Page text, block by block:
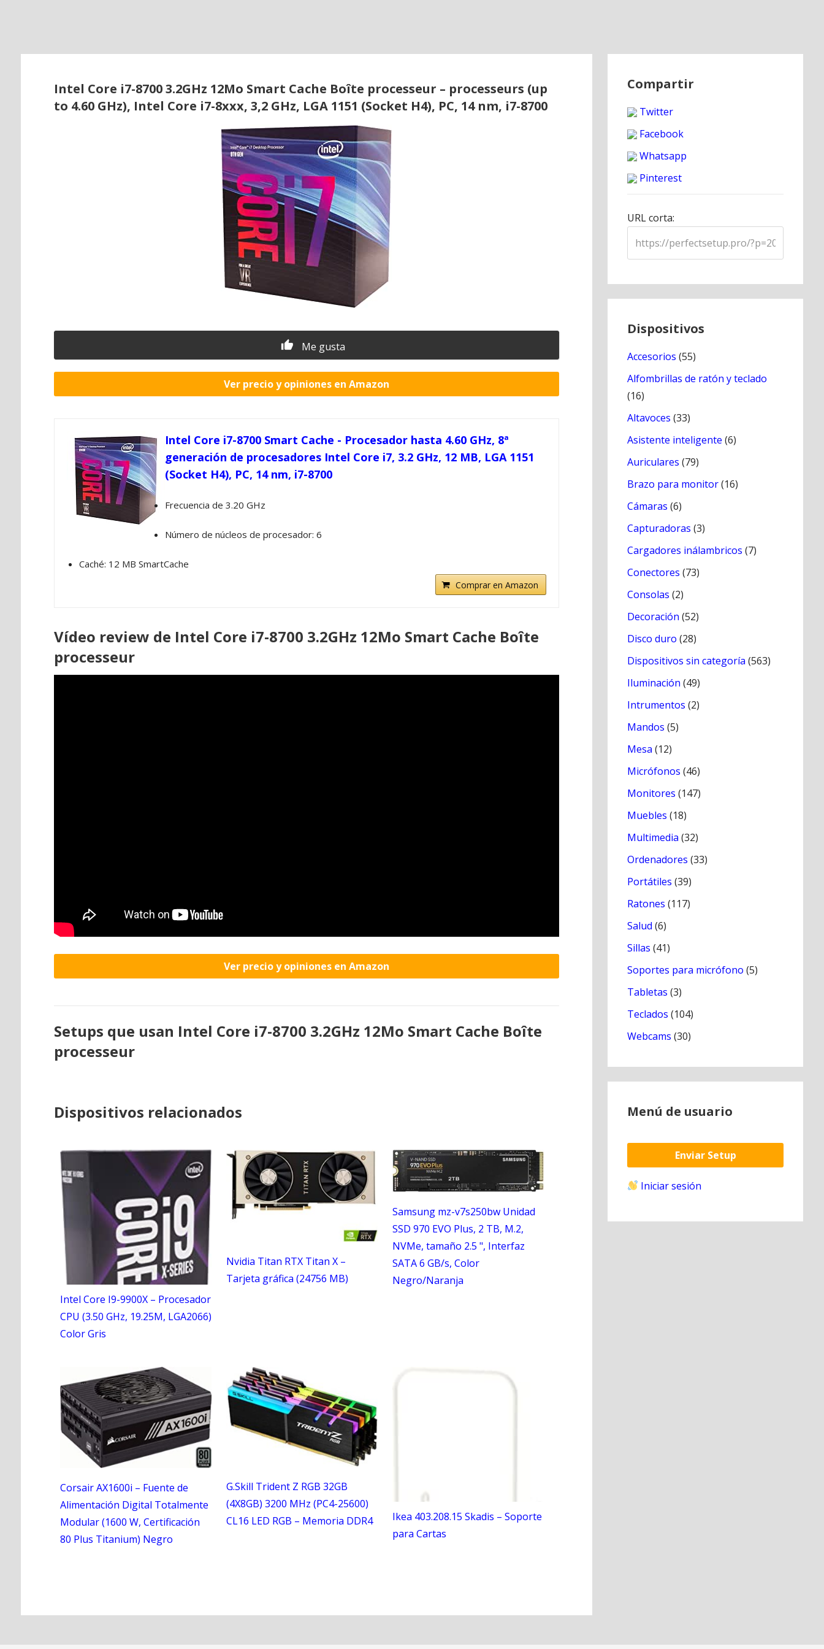
Intel Core i7-8700 3.2GHz 12Mo Smart Cache Boîte processeur – processeurs (up
to 4.60 GHz), Intel Core i7-8xxx, 3,2 GHz, LGA 1151 (Socket H4), PC, 14 nm, i7-8700
Me gusta
Ver precio y opiniones en Amazon
Intel Core i7-8700 Smart Cache - Procesador hasta 4.60 GHz, 8ª
generación de procesadores Intel Core i7, 3.2 GHz, 12 MB, LGA 1151
(Socket H4), PC, 14 nm, i7-8700
Frecuencia de 3.20 GHz
Número de núcleos de procesador: 6
Caché: 12 MB SmartCache
Comprar en Amazon
Vídeo review de Intel Core i7-8700 3.2GHz 12Mo Smart Cache Boîte
processeur
Ver precio y opiniones en Amazon
Setups que usan Intel Core i7-8700 3.2GHz 12Mo Smart Cache Boîte
processeur
Dispositivos relacionados
Intel Core I9-9900X – Procesador
CPU (3.50 GHz, 19.25M, LGA2066)
Color Gris
Nvidia Titan RTX Titan X –
Tarjeta gráfica (24756 MB)
Samsung mz-v7s250bw Unidad
SSD 970 EVO Plus, 2 TB, M.2,
NVMe, tamaño 2.5 ", Interfaz
SATA 6 GB/s, Color
Negro/Naranja
Corsair AX1600i – Fuente de
Alimentación Digital Totalmente
Modular (1600 W, Certificación
80 Plus Titanium) Negro
G.Skill Trident Z RGB 32GB
(4X8GB) 3200 MHz (PC4-25600)
CL16 LED RGB – Memoria DDR4
Ikea 403.208.15 Skadis – Soporte
para Cartas
Compartir
Twitter
Facebook
Whatsapp
Pinterest
URL corta:
Dispositivos
Accesorios (55)
Alfombrillas de ratón y teclado
(16)
Altavoces (33)
Asistente inteligente (6)
Auriculares (79)
Brazo para monitor(16)
Cámaras (6)
Capturadoras (3)
Cargadores inálambricos (7)
Conectores (73)
Consolas (2)
Decoración (52)
Disco duro (28)
Dispositivos sin categoría (563)
Iluminación (49)
Intrumentos (2)
Mandos (5)
Mesa (12)
Micrófonos (46)
Monitores (147)
Muebles (18)
Multimedia (32)
Ordenadores (33)
Portátiles (39)
Ratones (117)
Salud (6)
Sillas (41)
Soportes para micrófono (5)
Tabletas (3)
Teclados (104)
Webcams (30)
Menú de usuario
Enviar Setup
Iniciar sesión